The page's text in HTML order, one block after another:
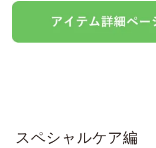
スペシャルケア編